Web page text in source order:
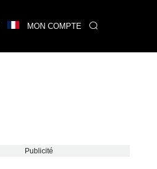
MON COMPTE
Publicité